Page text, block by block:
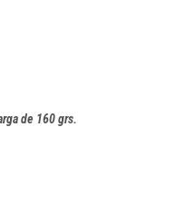
de 160 grs.